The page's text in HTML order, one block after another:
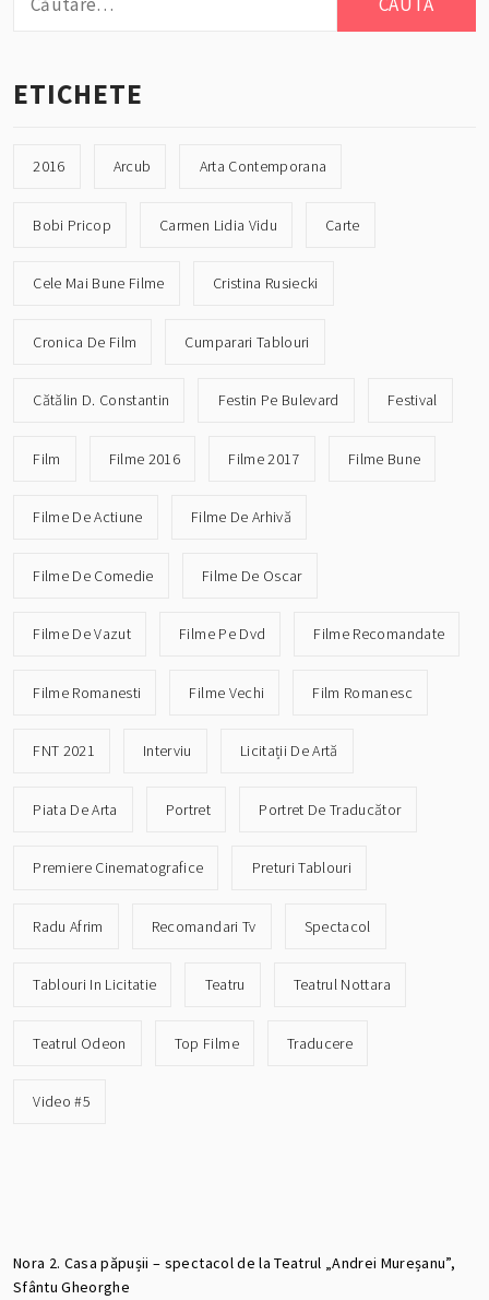
după:
ETICHETE
2016 Arcub Arta Contemporana
Bobi Pricop Carmen Lidia Vidu Carte
Cele Mai Bune Filme Cristina Rusiecki
Cronica De Film Cumparari Tablouri
Cătălin D. Constantin Festin Pe Bulevard Festival
Film Filme 2016 Filme 2017 Filme Bune
Filme De Actiune Filme De Arhivă
Filme De Comedie Filme De Oscar
Filme De Vazut Filme Pe Dvd Filme Recomandate
Filme Romanesti Filme Vechi Film Romanesc
FNT 2021 Interviu Licitații De Artă
Piata De Arta Portret Portret De Traducător
Premiere Cinematografice Preturi Tablouri
Radu Afrim Recomandari Tv Spectacol
Tablouri In Licitatie Teatru Teatrul Nottara
Teatrul Odeon Top Filme Traducere
Video #5
Nora 2. Casa păpușii – spectacol de la Teatrul „Andrei Mureșanu”,
Sfântu Gheorghe